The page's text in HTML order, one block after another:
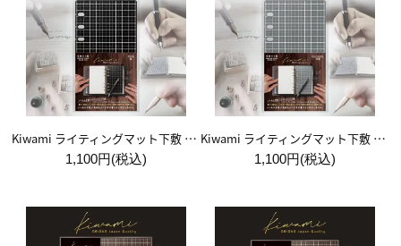
Kiwami ライティングマット下敷 システム手帳バイブルサイズ【黒】
1,100円(税込)
Kiwami ライティングマット下敷 システム手帳バイブルサイズ【月影】
1,100円(税込)